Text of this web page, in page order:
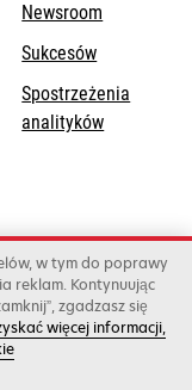
Newsroom
Sukcesów
Spostrzeżenia
analityków
do Xerox
w tym do poprawy
reklam. Kontynuując
zgadzasz się
więcej informacji,